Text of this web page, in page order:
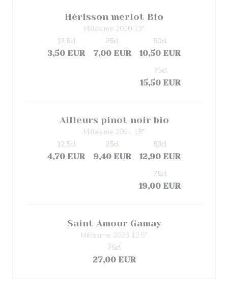
Hérisson merlot Bio
Millésime 2020 13°
3,50 EUR
12.5cl
7,00 EUR
25cl
10,50 EUR
50cl
15,50 EUR
75cl
Ailleurs pinot noir bio
Millesime 2021 13°
4,70 EUR
12.5cl
9,40 EUR
25cl
12,90 EUR
50cl
19,00 EUR
75cl
Saint Amour Gamay
Millesime 2023 12,5°
27,00 EUR
75cl